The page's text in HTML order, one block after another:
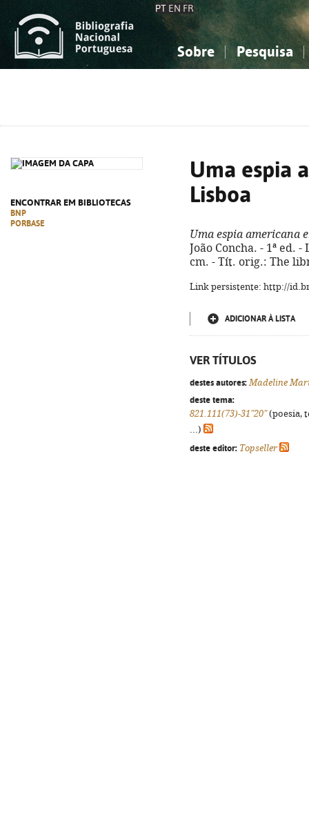
PT EN FR
Sobre Pesquisa
ENCONTRAR EM BIBLIOTECAS
BNP
PORBASE
Uma espia
Lisboa
Uma espia americana
João Concha. - 1ª ed.
cm. - Tít. orig.: The
Link persistente: http://
ADICIONAR À LISTA
VER TÍTULOS
destes autores: Madeline
deste tema:
821.111(73)-31"20"(poesia,
...)
deste editor: Topseller